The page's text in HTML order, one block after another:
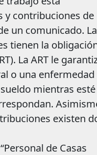
y contribuciones de
un comunicado.
tienen la
La ART le
o una enfermedad
mientras
existen
de Casas